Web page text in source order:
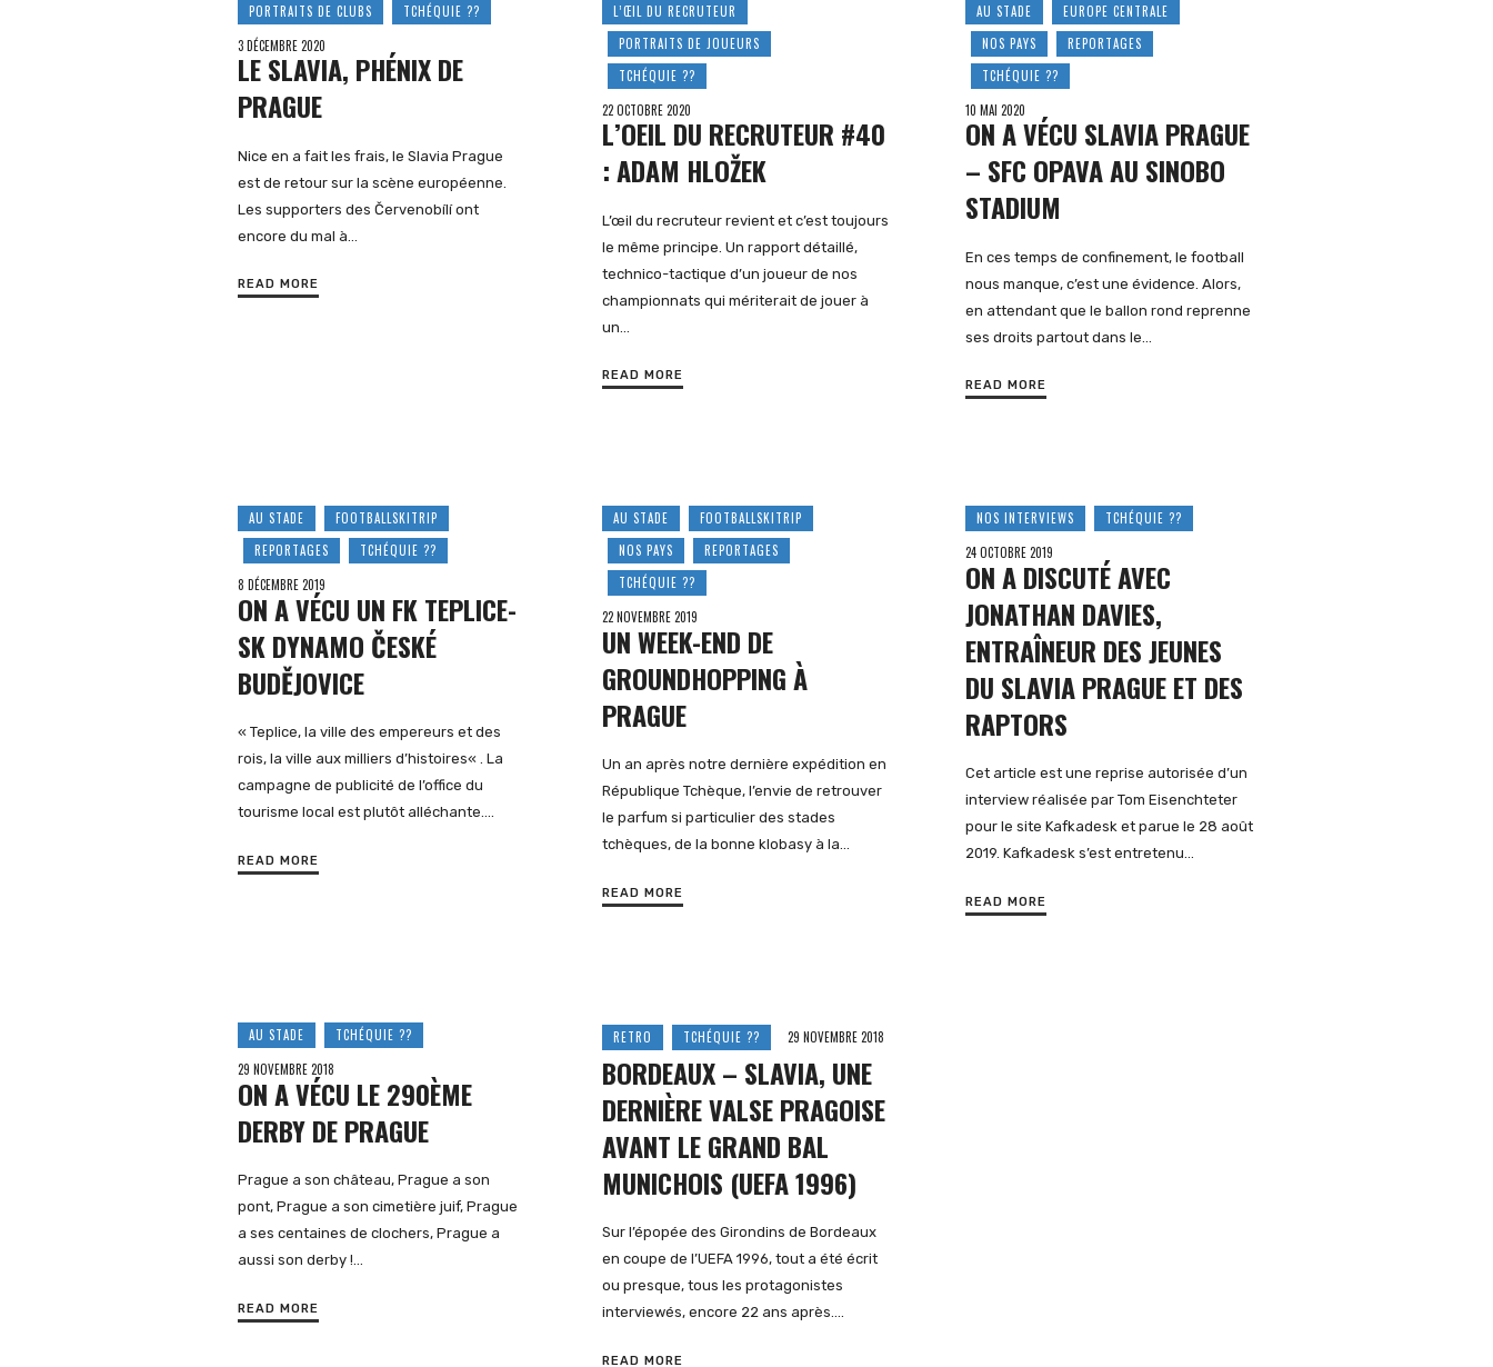
PORTRAITS DE CLUBS
TCHÉQUIE ??
3 DÉCEMBRE 2020
LE SLAVIA, PHÉNIX DE
PRAGUE
Nice en a fait les frais, le Slavia Prague
est de retour sur la scène européenne.
Les supporters des Červenobílí ont
encore du mal à…
READ MORE
L’ŒIL DU RECRUTEUR
PORTRAITS DE JOUEURS
TCHÉQUIE ??
22 OCTOBRE 2020
L’OEIL DU RECRUTEUR #40
: ADAM HLOŽEK
L’œil du recruteur revient et c’est toujours
le même principe. Un rapport détaillé,
technico-tactique d’un joueur de nos
championnats qui mériterait de jouer à
un…
READ MORE
AU STADE
EUROPE CENTRALE
NOS PAYS
REPORTAGES
TCHÉQUIE ??
10 MAI 2020
ON A VÉCU SLAVIA PRAGUE
– SFC OPAVA AU SINOBO
STADIUM
En ces temps de confinement, le football
nous manque, c’est une évidence. Alors,
en attendant que le ballon rond reprenne
ses droits partout dans le…
READ MORE
AU STADE
FOOTBALLSKITRIP
REPORTAGES
TCHÉQUIE ??
8 DÉCEMBRE 2019
ON A VÉCU UN FK TEPLICE-
SK DYNAMO ČESKÉ
BUDĚJOVICE
« Teplice, la ville des empereurs et des
rois, la ville aux milliers d’histoires« . La
campagne de publicité de l’office du
tourisme local est plutôt alléchante….
READ MORE
AU STADE
FOOTBALLSKITRIP
NOS PAYS
REPORTAGES
TCHÉQUIE ??
22 NOVEMBRE 2019
UN WEEK-END DE
GROUNDHOPPING À
PRAGUE
Un an après notre dernière expédition en
République Tchèque, l’envie de retrouver
le parfum si particulier des stades
tchèques, de la bonne klobasy à la…
READ MORE
NOS INTERVIEWS
TCHÉQUIE ??
24 OCTOBRE 2019
ON A DISCUTÉ AVEC
JONATHAN DAVIES,
ENTRAÎNEUR DES JEUNES
DU SLAVIA PRAGUE ET DES
RAPTORS
Cet article est une reprise autorisée d’un
interview réalisée par Tom Eisenchteter
pour le site Kafkadesk et parue le 28 août
2019. Kafkadesk s’est entretenu…
READ MORE
AU STADE
TCHÉQUIE ??
29 NOVEMBRE 2018
ON A VÉCU LE 290ÈME
DERBY DE PRAGUE
Prague a son château, Prague a son
pont, Prague a son cimetière juif, Prague
a ses centaines de clochers, Prague a
aussi son derby !…
READ MORE
RETRO TCHÉQUIE ?? 29 NOVEMBRE 2018
BORDEAUX – SLAVIA, UNE
DERNIÈRE VALSE PRAGOISE
AVANT LE GRAND BAL
MUNICHOIS (UEFA 1996)
Sur l’épopée des Girondins de Bordeaux
en coupe de l’UEFA 1996, tout a été écrit
ou presque, tous les protagonistes
interviewés, encore 22 ans après….
READ MORE